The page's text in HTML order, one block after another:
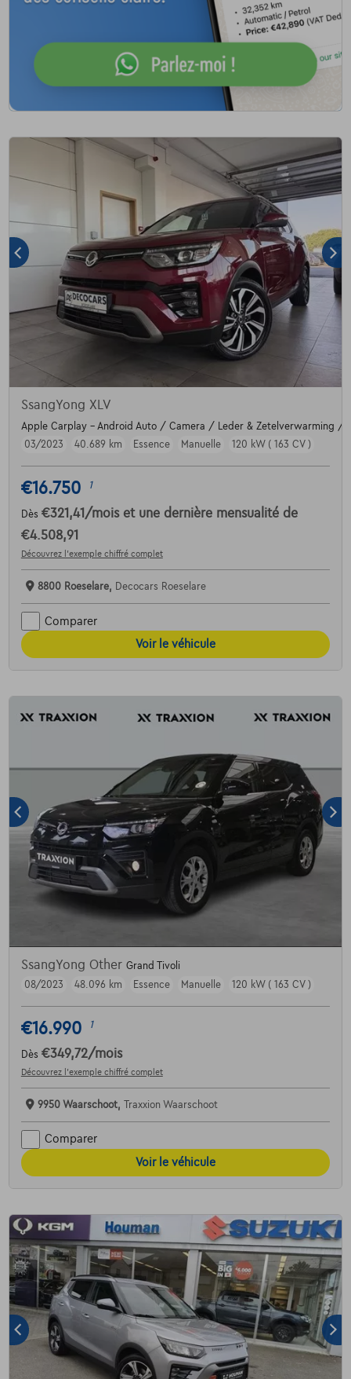
SsangYong XLV
Apple Carplay - Android Auto / Camera / Leder & Zetelverwarming /
03/2023
40.689 km Essence Manuelle 120 kW ( 163 CV )
€16.750 1
Dès €321,41 /mois et une dernière mensualité de
€4.508,91
Découvrez l’exemple chiffré complet
8800 Roeselare, Decocars Roeselare
Comparer
Voir le véhicule
SsangYong Other Grand Tivoli
08/2023
48.096 km Essence Manuelle 120 kW ( 163 CV )
€16.990 1
Dès €349,72/mois
Découvrez l’exemple chiffré complet
9950 Waarschoot, Traxxion Waarschoot
Comparer
Voir le véhicule